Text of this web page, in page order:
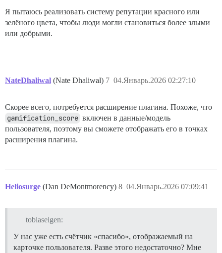
Я пытаюсь реализовать систему репутации красного или
зелёного цвета, чтобы люди могли становиться более злыми
или добрыми.
NateDhaliwal (Nate Dhaliwal) 04.Январь.2026 02:27:10
7
Скорее всего, потребуется расширение плагина. Похоже, что
gamification_score включен в данные/модель
пользователя, поэтому вы сможете отображать его в точках
расширения плагина.
Heliosurge (Dan DeMontmorency) 04.Январь.2026 07:09:41
8
tobiaseigen:
У нас уже есть счётчик «спасибо», отображаемый на
карточке пользователя. Разве этого недостаточно? Мне